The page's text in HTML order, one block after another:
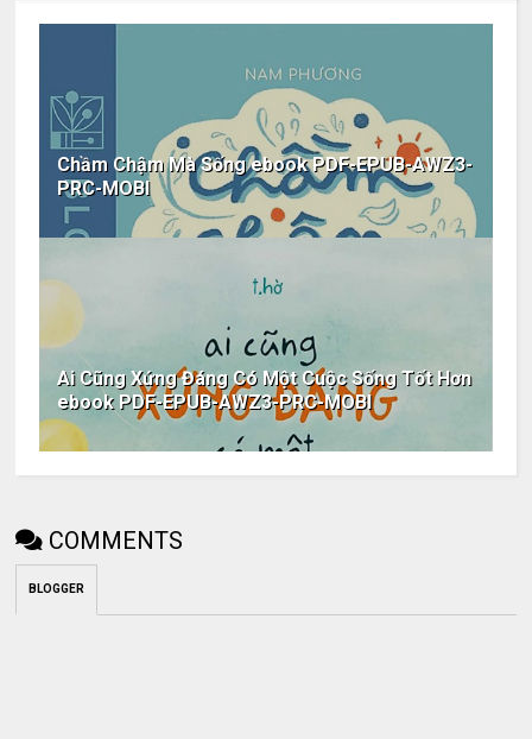
Chầm Chậm Mà Sống ebook PDF-EPUB-AWZ3-
PRC-MOBI
Ai Cũng Xứng Đáng Có Một Cuộc Sống Tốt Hơn
ebook PDF-EPUB-AWZ3-PRC-MOBI
COMMENTS
BLOGGER